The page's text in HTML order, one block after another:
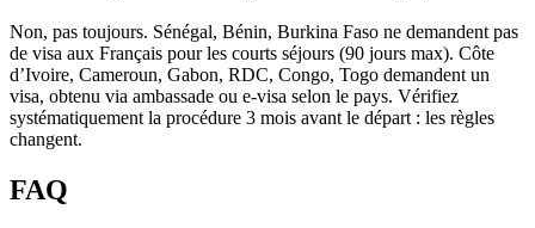
Non, pas toujours. Sénégal, Bénin, Burkina Faso ne demandent pas
de visa aux Français pour les courts séjours (90 jours max). Côte
d’Ivoire, Cameroun, Gabon, RDC, Congo, Togo demandent un
visa, obtenu via ambassade ou e-visa selon le pays. Vérifiez
systématiquement la procédure 3 mois avant le départ : les règles
changent.
FAQ